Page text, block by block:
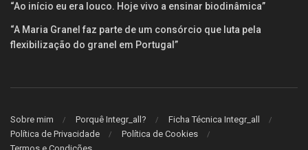
“Ao início eu era louco. Hoje vivo a ensinar biodinâmica”
“A Maria Granel faz parte de um consórcio que luta pela
flexibilização do granel em Portugal”
Sobre mim Porquê Integr_all?
Ficha Técnica Integr_all
Política de Privacidade
Política de Cookies
Termos e Condições